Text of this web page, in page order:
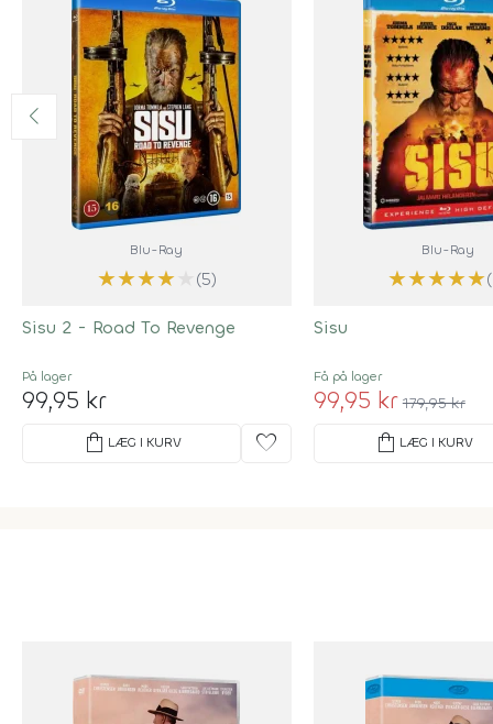
Blu-Ray
★★★★ (5)
Sisu 2 - Road To Revenge
På lager
99,95 kr
shopping_bag LÆG I KURV favorite
Blu-Ray
★★★★★
Sisu
Få på lager
99,95 kr 179,95 kr
shopping_bag LÆG I KURV